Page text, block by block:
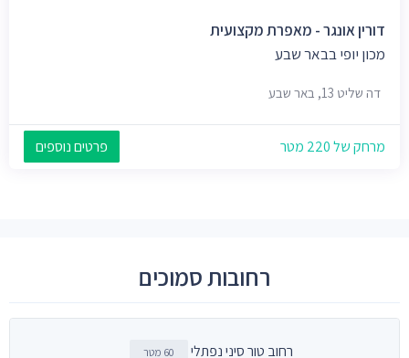
דורין אונגר - מאפרת מקצועית
מכון יופי בבאר שבע
דה שליט 13, באר שבע
מרחק של 220 מטר פרטים נוספים
רחובות סמוכים
רחוב טור סיני נפתלי 60 מטר